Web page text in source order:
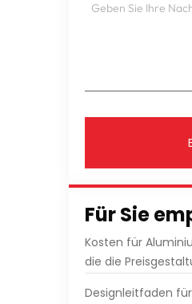
Für Sie
Kosten für
die die
Designleitfaden